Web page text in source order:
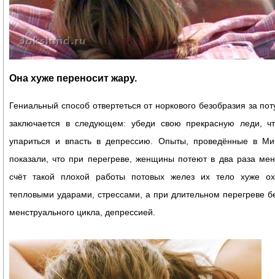
Она хуже переносит жару.
Гениальный способ отвертеться от норкового безобразия за
заключается в следующем: убеди свою прекрасную леди,
упариться и впасть в депрессию. Опыты, проведённые в
показали, что при перегреве, женщины потеют в два раза
счёт такой плохой работы потовых желез их тело хуже
тепловыми ударами, стрессами, а при длительном перегреве
менструального цикла, депрессией.